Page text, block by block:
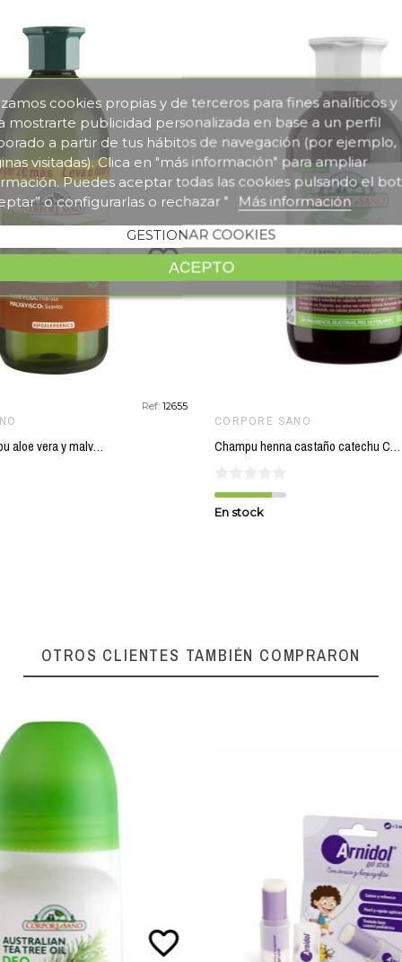
cookies propias y de terceros para fines analíticos y
mostrarte publicidad personalizada en base a un perfil
a partir de tus hábitos de navegación (por ejemplo,
visitadas). Clica en "más información" para ampliar
Puedes aceptar todas las cookies pulsando el
o configurarlas o rechazar "
Más información
GESTIONAR COOKIES
ACEPTO
Ref: 12655
OFERTA Champu aloe vera y malvavisco hidratante CORPORE SANO 300 + 300 ml
favorite_border
CORPORE SANO
Champu henna castaño catechu CORPORE SANO 300 ml
En stock
OTROS CLIENTES TAMBIÉN COMPRARON
favorite_border